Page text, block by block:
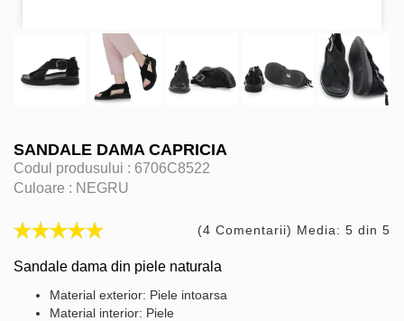
SANDALE DAMA CAPRICIA
Codul produsului : 6706C8522
Culoare : NEGRU
(4 Comentarii) Media: 5 din 5
Sandale dama din piele naturala
Material exterior: Piele intoarsa
Material interior: Piele